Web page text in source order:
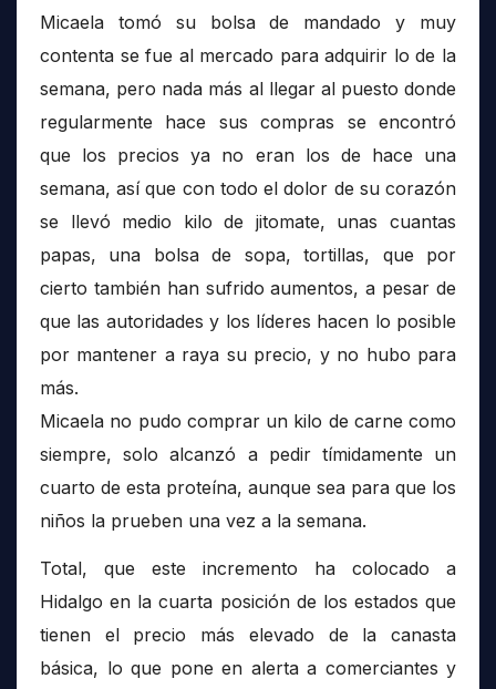
Micaela tomó su bolsa de mandado y muy
contenta se fue al mercado para adquirir lo de la
semana, pero nada más al llegar al puesto donde
regularmente hace sus compras se encontró
que los precios ya no eran los de hace una
semana, así que con todo el dolor de su corazón
se llevó medio kilo de jitomate, unas cuantas
papas, una bolsa de sopa, tortillas, que por
cierto también han sufrido aumentos, a pesar de
que las autoridades y los líderes hacen lo posible
por mantener a raya su precio, y no hubo para
más.
Micaela no pudo comprar un kilo de carne como
siempre, solo alcanzó a pedir tímidamente un
cuarto de esta proteína, aunque sea para que los
niños la prueben una vez a la semana.
Total, que este incremento ha colocado a
Hidalgo en la cuarta posición de los estados que
tienen el precio más elevado de la canasta
básica, lo que pone en alerta a comerciantes y